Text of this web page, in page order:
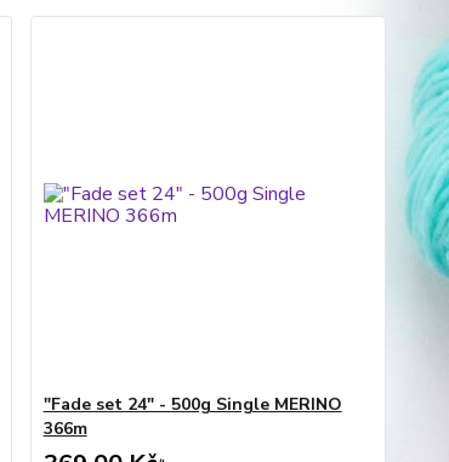
"Fade set 24" - 500g Single MERINO
366m